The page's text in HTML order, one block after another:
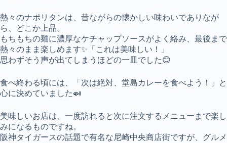
熱々のナポリタンは、昔ながらの懐かしい味わいでありなが
ら、どこか上品。
もちもちの麺に濃厚なケチャップソースがよく絡み、最後まで
熱々のまま楽しめます✨「これは美味しい！」
思わずそう声が出てしまうほどの一皿でした😊
食べ終わる頃には、「次は絶対、堂島カレーを食べよう！」と
心に決めていました🍛
美味しいお店は、一度訪れると次に注文するメニューまで楽し
みになるものですね。
阪神タイガースの話題で有名な尼崎中央商店街ですが、グルメ